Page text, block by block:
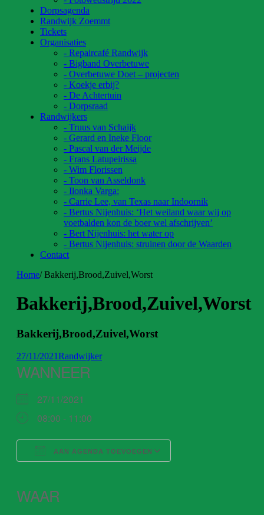
Dorpsagenda
Randwijk Zoemmt
Tickets
Organisaties
- Repaircafé Randwijk
- Bigband Overbetuwe
- Overbetuwe Doet – projecten
- Koekje erbij?
- De Achtertuin
- Dorpsraad
Randwijkers
- Truus van Schaijk
- Gerard en Ineke Floor
- Pascal van der Meijde
- Frans Latupeirissa
- Wim Florissen
- Toon van Asseldonk
- Ilonka Varga:
- Carrie Lee, van Texas naar Indoornik
- Bertus Nijenhuis: ‘Het weiland waar wij op
voetbalden kon de boer wel afschrijven’
- Bert Nijenhuis: het water op
- Bertus Nijenhuis: struinen door de Waarden
Contact
Home/Bakkerij,Brood,Zuivel,Worst
Bakkerij,Brood,Zuivel,Worst
Bakkerij,Brood,Zuivel,Worst
27/11/2021Randwijker
WANNEER
27/11/2021
08:00 - 11:00
AAN AGENDA TOEVOEGEN
WAAR